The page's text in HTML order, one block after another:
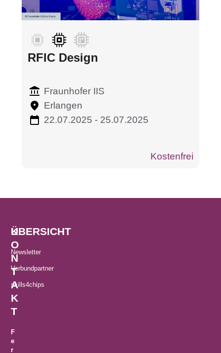
RFIC Design
Fraunhofer IIS
Erlangen
22.07.2025 - 25.07.2025
Kostenfrei
K
O
N
T
A
K
T
F
e
r
ÜBERSICHT
Newsletter
Verbundpartner
skills4chips